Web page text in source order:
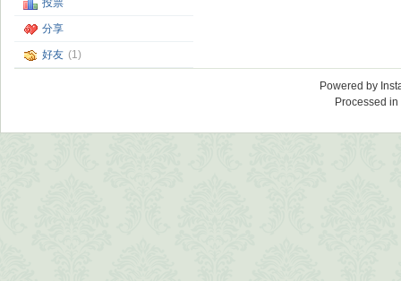
投票
分享
好友 (1)
Powered by
Processed